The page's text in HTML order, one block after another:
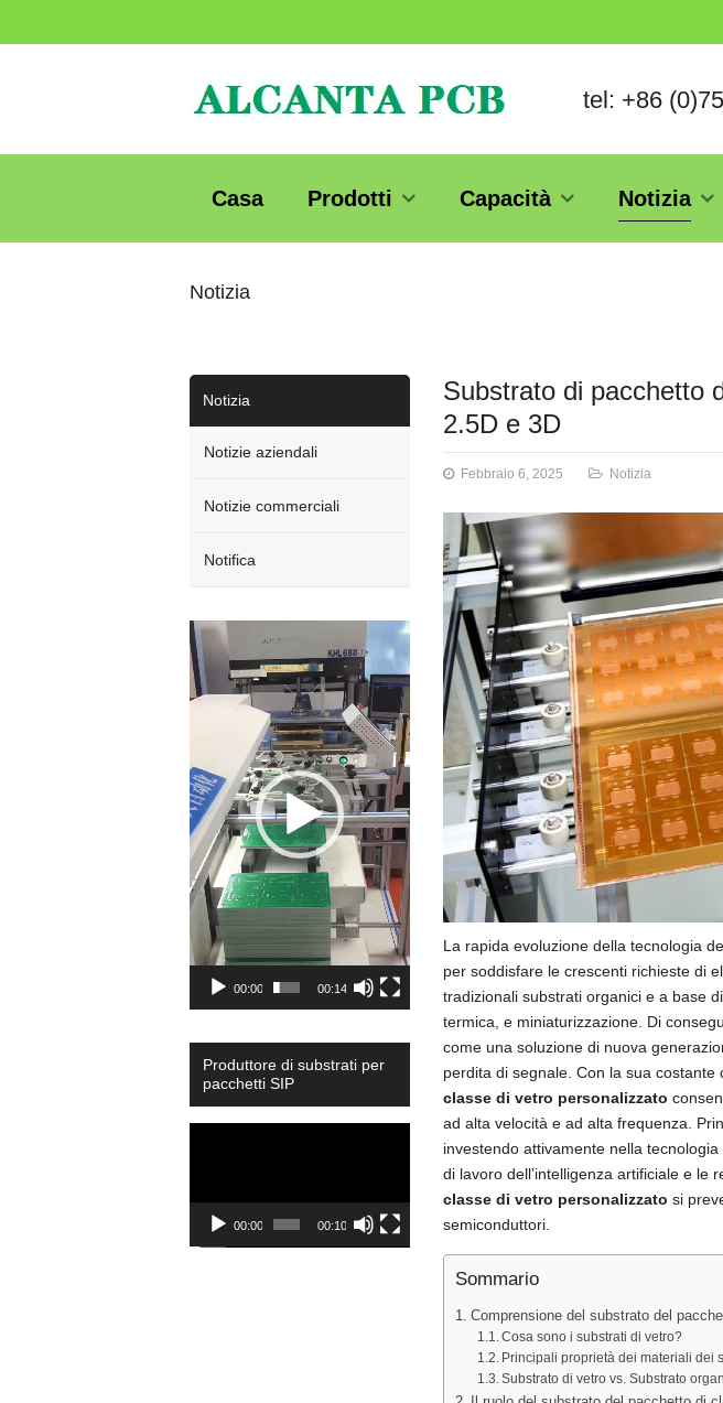
tel: +86
Casa Prodotti Capacità Notizia
Notizia
Substrato di pacchetto
2.5D e 3D
Febbraio 6, 2025 Notizia
La rapida evoluzione della tecnologia
per soddisfare le crescenti richieste di
tradizionali substrati organici e a base
termica, e miniaturizzazione. Di
come una soluzione di nuova
perdita di segnale. Con la sua
classe di vetro personalizzato
ad alta velocità e ad alta frequenza.
investendo attivamente nella
di lavoro dell’intelligenza artificiale e le
classe di vetro personalizzato si
semiconduttori.
Sommario
Comprensione del substrato del
Cosa sono i substrati di vetro?
Principali proprietà dei materiali dei
Substrato di vetro vs. Substrato
Notizia
Notizie aziendali
Notizie commerciali
Notifica
Video
Player
00:00 00:14
Produttore di substrati per
pacchetti SIP
00:00 00:10